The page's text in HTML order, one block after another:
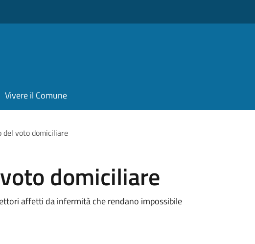
Vivere il Comune
del voto domiciliare
domiciliare
affetti da infermità che rendano impossibile